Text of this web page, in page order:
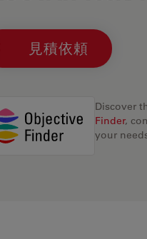
見積依頼
Discover
Finder,
your